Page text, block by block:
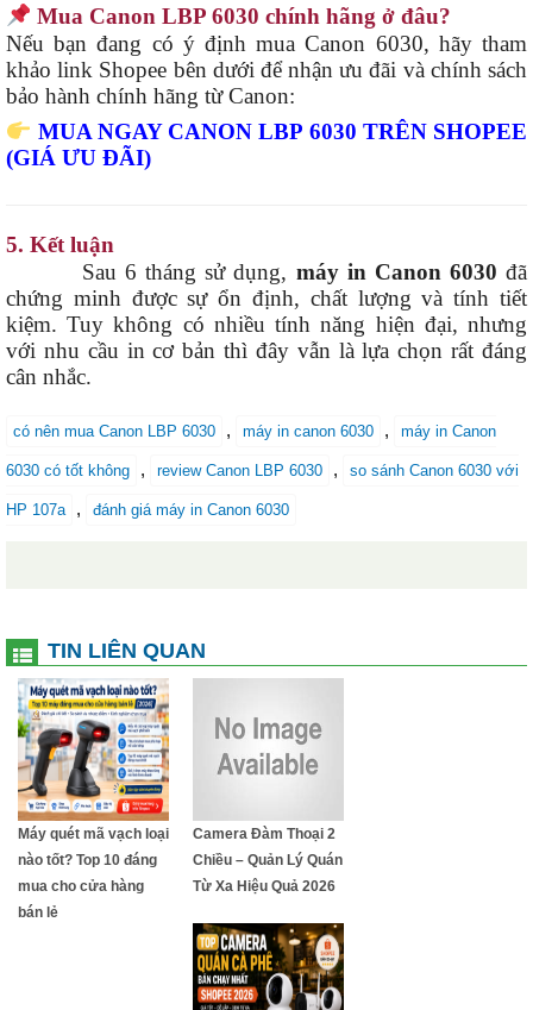
Mua Canon LBP 6030 chính hãng ở đâu?
Nếu bạn đang có ý định mua Canon 6030, hãy tham
khảo link Shopee bên dưới để nhận ưu đãi và chính sách
bảo hành chính hãng từ Canon:
MUA NGAY CANON LBP 6030 TRÊN SHOPEE
(GIÁ ƯU ĐÃI)
5. Kết luận
Sau 6 tháng sử dụng, máy in Canon 6030 đã
chứng minh được sự ổn định, chất lượng và tính tiết
kiệm. Tuy không có nhiều tính năng hiện đại, nhưng
với nhu cầu in cơ bản thì đây vẫn là lựa chọn rất đáng
cân nhắc.
có nên mua Canon LBP 6030 , máy in canon 6030 , máy in Canon
6030 có tốt không , review Canon LBP 6030 , so sánh Canon 6030 với
HP 107a , đánh giá máy in Canon 6030
TIN LIÊN QUAN
Máy quét mã vạch loại
nào tốt? Top 10 đáng
mua cho cửa hàng
bán lẻ
Camera Đàm Thoại 2
Chiều – Quản Lý Quán
Từ Xa Hiệu Quả 2026